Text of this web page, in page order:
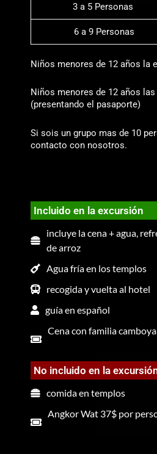
3 a 5 Personas
6 a 9 Personas
Niños menores de 12 años la
Niños menores de 12 años
(presentando el pasaporte)
Si sois un grupo mas de 10
contacto con nosotros.
Incluido en la excursión
incluye la cena + agua,
de arroz
Agua fría en los templos
recogida y vuelta al hotel
guía en español
Cena con familia
No incluido en la
comida en templos
Angkor Wat 37$ por